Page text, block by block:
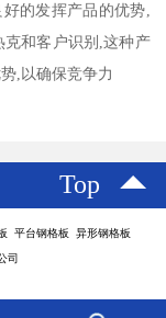
的发挥产品的优势,
和客户识别,这种产
,以确保竞争力
Top
平台钢格板 异形钢格板
司